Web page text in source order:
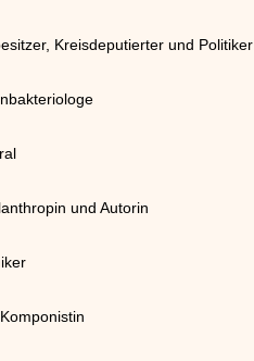
Kreisdeputierter und Politiker
und Autorin